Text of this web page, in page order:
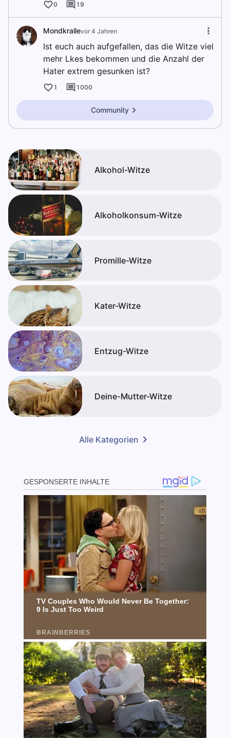
0 19
Mondkrallevor 4 Jahren
Ist euch auch aufgefallen, das die Witze viel
mehr Lkes bekommen und die Anzahl der
Hater extrem gesunken ist?
1 1000
Community
Alkohol-Witze
Alkoholkonsum-Witze
Promille-Witze
Kater-Witze
Entzug-Witze
Deine-Mutter-Witze
Alle Kategorien